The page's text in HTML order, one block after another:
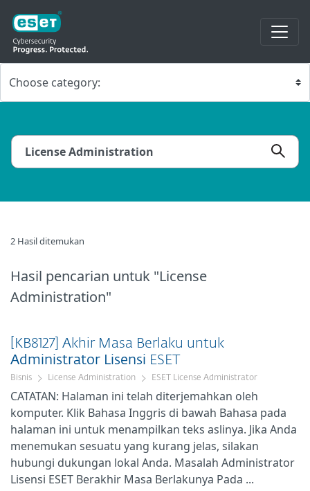
2 Hasil ditemukan
Hasil pencarian untuk "License
Administration"
[KB8127] Akhir Masa Berlaku untuk
Administrator Lisensi ESET
Bisnis License Administration ESET License Administrator
CATATAN: Halaman ini telah diterjemahkan oleh
komputer. Klik Bahasa Inggris di bawah Bahasa pada
halaman ini untuk menampilkan teks aslinya. Jika Anda
menemukan sesuatu yang kurang jelas, silakan
hubungi dukungan lokal Anda. Masalah Administrator
Lisensi ESET Berakhir Masa Berlakunya Pada ...